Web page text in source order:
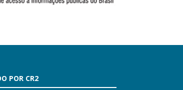
POR CR2